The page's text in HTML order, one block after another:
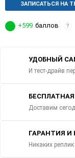
ЗАПИСАТЬСЯ НА
+599 баллов ?
УДОБНЫЙ
И тест-драйв
Доставим
ГАРАНТИЯ И
Никаких